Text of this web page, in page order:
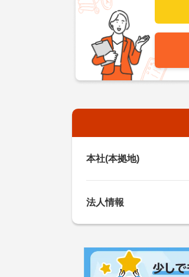
本社(本拠地)
法人情報